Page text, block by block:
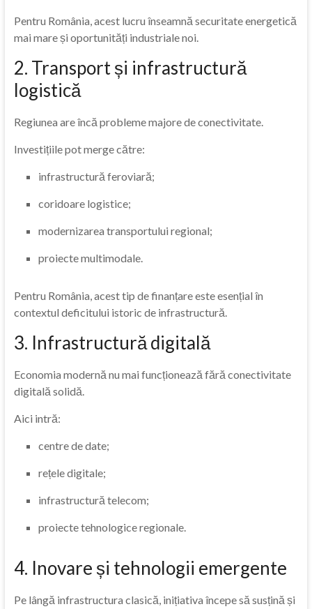
Pentru România, acest lucru înseamnă securitate energetică
mai mare și oportunități industriale noi.
2. Transport și infrastructură
logistică
Regiunea are încă probleme majore de conectivitate.
Investițiile pot merge către:
infrastructură feroviară;
coridoare logistice;
modernizarea transportului regional;
proiecte multimodale.
Pentru România, acest tip de finanțare este esențial în
contextul deficitului istoric de infrastructură.
3. Infrastructură digitală
Economia modernă nu mai funcționează fără conectivitate
digitală solidă.
Aici intră:
centre de date;
rețele digitale;
infrastructură telecom;
proiecte tehnologice regionale.
4. Inovare și tehnologii emergente
Pe lângă infrastructura clasică, inițiativa începe să susțină și